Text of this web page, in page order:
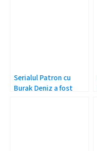
Serialul Patron cu
Burak Deniz a fost